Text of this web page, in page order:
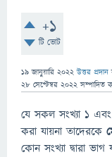
+1
টি ভোট
19 জানুয়ারি 2022 উত্তর প্রদান
28 সেপ্টেম্বর 2022 সম্পাদিত
যে সকল সংখ্যা ১
করা যায়না তাদেরকে
কোন সংখ্যা দ্বারা